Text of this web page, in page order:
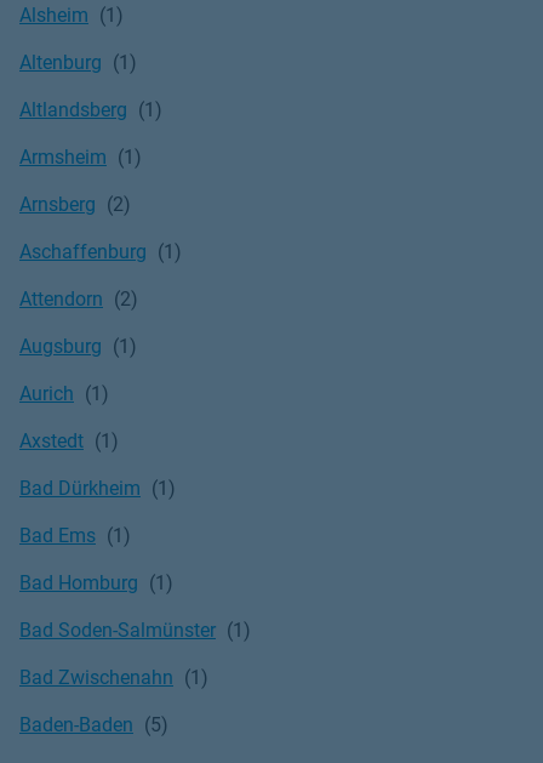
Alsheim
Altenburg
Altlandsberg
Armsheim
Arnsberg
Aschaffenburg
Attendorn
Augsburg
Aurich
Axstedt
Bad Dürkheim
Bad Ems
Bad Homburg
Bad Soden-Salmünster
Bad Zwischenahn
Baden-Baden